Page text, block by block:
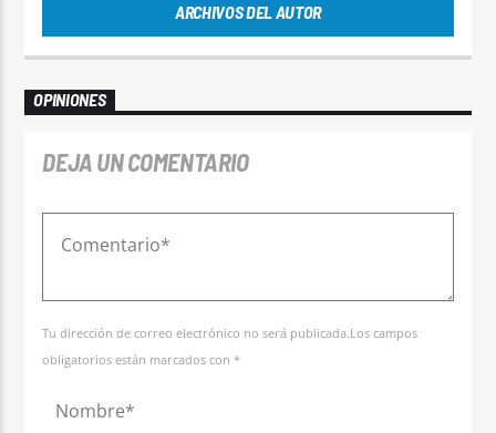
ARCHIVOS DEL AUTOR
OPINIONES
DEJA UN COMENTARIO
Tu dirección de correo electrónico no será publicada.Los campos
obligatorios están marcados con *